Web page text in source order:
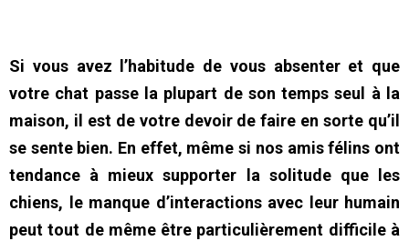
Si vous avez l’habitude de vous absenter et que
votre chat passe la plupart de son temps seul à la
maison, il est de votre devoir de faire en sorte qu’il
se sente bien. En effet, même si nos amis félins ont
tendance à mieux supporter la solitude que les
chiens, le manque d’interactions avec leur humain
peut tout de même être particulièrement difficile à